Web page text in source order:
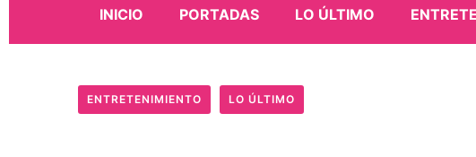
INICIO PORTADAS LO ÚLTIMO
ENTRETENIMIENTO LO ÚLTIMO